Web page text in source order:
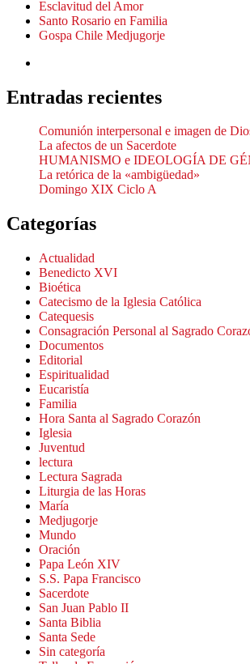
Esclavitud del Amor
Santo Rosario en Familia
Gospa Chile Medjugorje
Entradas recientes
Comunión interpersonal e imagen de
La afectos de un Sacerdote
HUMANISMO e IDEOLOGÍA DE
La retórica de la «ambigüedad»
Domingo XIX Ciclo A
Categorías
Actualidad
Benedicto XVI
Bioética
Catecismo de la Iglesia Católica
Catequesis
Consagración Personal al Sagrado
Documentos
Editorial
Espiritualidad
Eucaristía
Familia
Hora Santa al Sagrado Corazón
Iglesia
Juventud
lectura
Lectura Sagrada
Liturgia de las Horas
María
Medjugorje
Mundo
Oración
Papa León XIV
S.S. Papa Francisco
Sacerdote
San Juan Pablo II
Santa Biblia
Santa Sede
Sin categoría